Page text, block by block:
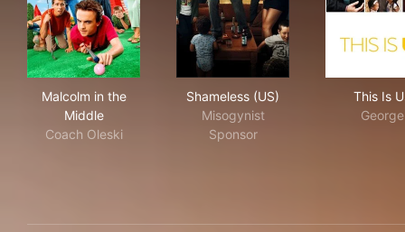
Malcolm in the
Middle
Coach Oleski
Shameless (US)
Misogynist
Sponsor
This Is
George